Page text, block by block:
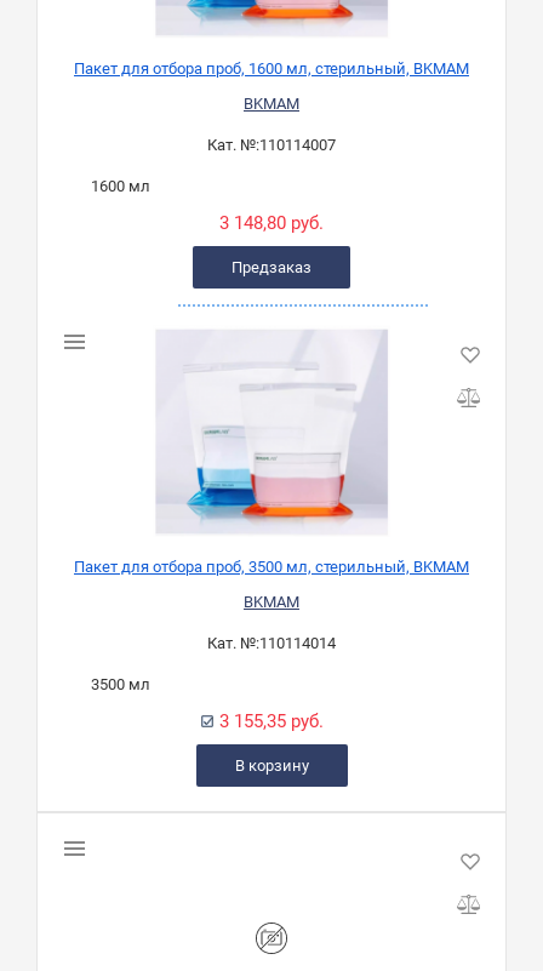
Пакет для отбора проб, 1600 мл, стерильный, BKMAM
BKMAM
Кат. №:110114007
1600 мл
3 148,80 руб.
Предзаказ
Пакет для отбора проб, 3500 мл, стерильный, BKMAM
BKMAM
Кат. №:110114014
3500 мл
3 155,35 руб.
В корзину